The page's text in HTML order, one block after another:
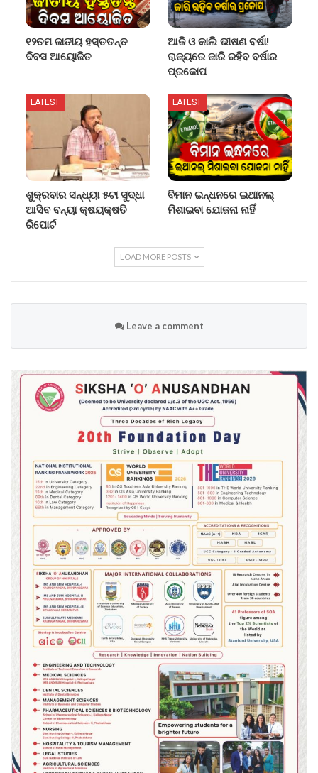
୧୨ତମ ଜାତୀୟ ହସ୍ତତନ୍ତ
ଦିବସ ଆୟୋଜିତ
ଆଜି ଓ କାଲି ଭୀଷଣ ବର୍ଷା!
ରାଜ୍ୟରେ ଜାରି ରହିବ ବର୍ଷାର
ପ୍ରକୋପ
LATEST
ଶୁକ୍ରବାର ସନ୍ଧ୍ୟା ୫ଟା ସୁଦ୍ଧା
ଆସିବ ବନ୍ୟା କ୍ଷୟକ୍ଷତି
ରିପୋର୍ଟ
LATEST
ବିମାନ ଇନ୍ଧନରେ ଇଥାନଲ୍
ମିଶାଇବା ଯୋଜନା ନାହିଁ
LOAD MORE POSTS
Leave a comment